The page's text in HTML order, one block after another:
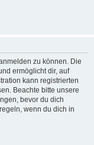
zu können. Die
ermöglicht dir, auf
kann registrierten
Beachte bitte unsere
bevor du dich
wenn du dich in